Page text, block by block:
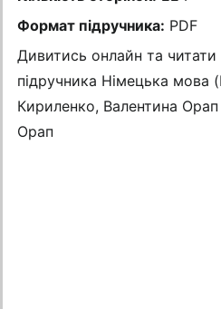
Формат підручника: PDF
Дивитись онлайн та читати
підручника Німецька мова
Кириленко, Валентина
Орап